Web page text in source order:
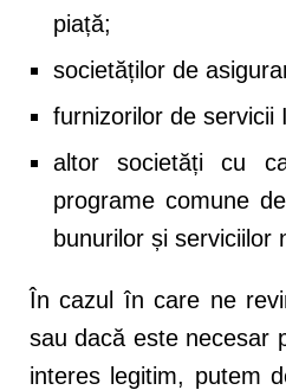
piață;
societăților de
furnizorilor de servicii
altor societăți cu
programe comune
bunurilor și serviciilor
În cazul în care ne
sau dacă este necesar
interes legitim, putem